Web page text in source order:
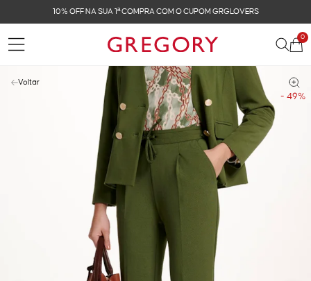
FRETE GRÁTIS NAS COMPRAS ACIMA DE R$ 899
0
- 49%
Voltar